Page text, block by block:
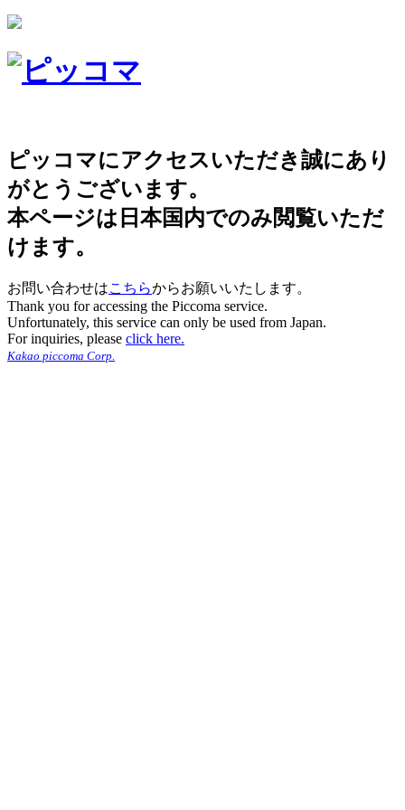
ピッコマにアクセスいただき誠にあり
がとうございます。
本ページは日本国内でのみ閲覧いただ
けます。
お問い合わせはこちらからお願いいたします。
Thank you for accessing the Piccoma service.
Unfortunately, this service can only be used from Japan.
For inquiries, please click here.
Kakao piccoma Corp.